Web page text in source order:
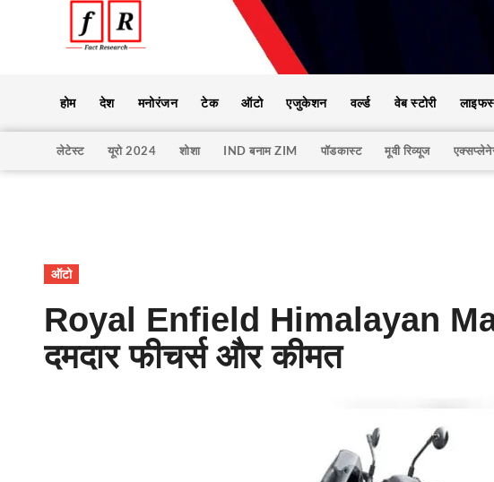
होम देश मनोरंजन टेक ऑटो एजुकेशन वर्ल्ड वेब स्टोरी
लेटेस्ट यूरो 2024 शोशा IND बनाम ZIM पॉडकास्ट मूवी रिव्यूज
ऑटो
Royal Enfield Himalayan
दमदार फीचर्स और कीमत